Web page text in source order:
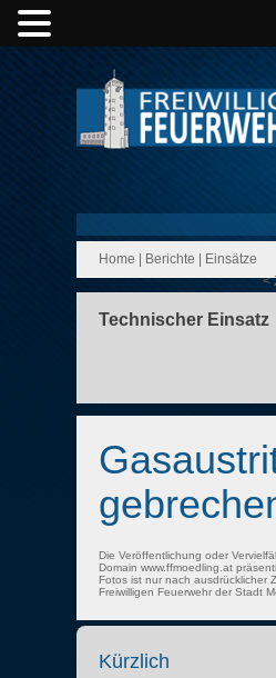
Home Berichte
Einsätze
<
Technischer Einsatz
Die Veröffentlichung oder
Domain www.ffmoedling.at
Fotos ist nur nach ausdrücklicher
Freiwilligen Feuerwehr der Stadt
Kürzlich